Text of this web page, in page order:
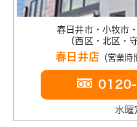
春日井市・小牧市
（西区・北区・
春日井店 （営業
水曜